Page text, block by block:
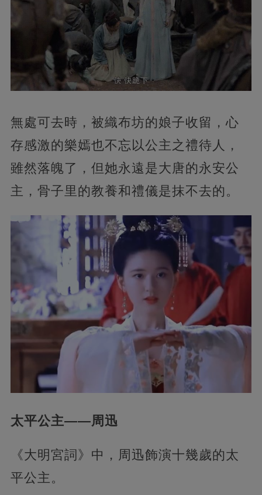
無處可去時，被織布坊的娘子收留，心
存感激的樂嫣也不忘以公主之禮待人，
雖然落魄了，但她永遠是大唐的永安公
主，骨子里的教養和禮儀是抹不去的。
太平公主——周迅
《大明宮詞》中，周迅飾演十幾歲的太
平公主。